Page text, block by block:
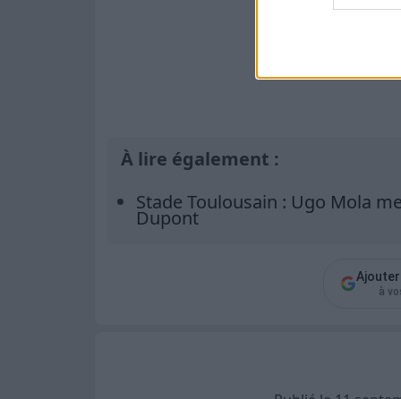
À lire également :
Stade Toulousain : Ugo Mola
Dupont
Ajouter
à